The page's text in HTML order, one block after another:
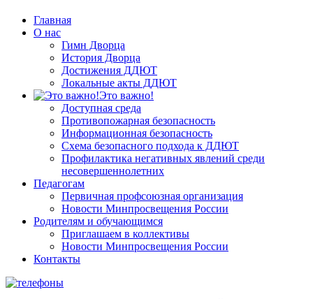
Главная
О нас
Гимн Дворца
История Дворца
Достижения ДДЮТ
Локальные акты ДДЮТ
Это важно!
Доступная среда
Противопожарная безопасность
Информационная безопасность
Схема безопасного подхода к ДДЮТ
Профилактика негативных явлений среди
несовершеннолетних
Педагогам
Первичная профсоюзная организация
Новости Минпросвещения России
Родителям и обучающимся
Приглашаем в коллективы
Новости Минпросвещения России
Контакты